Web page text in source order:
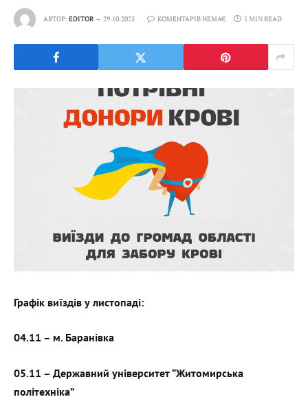
АВТОР:EDITOR 29.10.2025 КОМЕНТАРІВ НЕМАЄ 1 MIN READ
Графік виїздів у листопаді:
04.11 – м. Баранівка
05.11 – Державний університет “Житомирська
політехніка”